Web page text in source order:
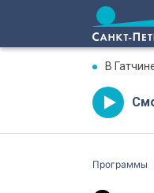
В
Программы